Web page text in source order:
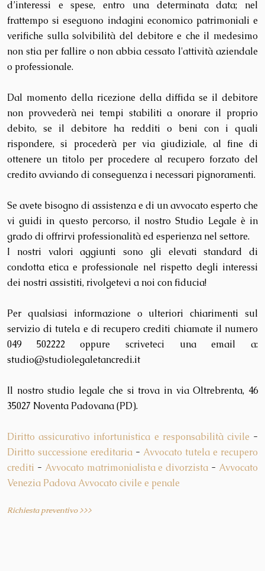
d’interessi e spese, entro una determinata data; nel
frattempo si eseguono indagini economico patrimoniali e
verifiche sulla solvibilità del debitore e che il medesimo
non stia per fallire o non abbia cessato l'attività aziendale
o professionale.
Dal momento della ricezione della diffida se il debitore
non provvederà nei tempi stabiliti a onorare il proprio
debito, se il debitore ha redditi o beni con i quali
rispondere, si procederà per via giudiziale, al fine di
ottenere un titolo per procedere al recupero forzato del
credito avviando di conseguenza i necessari pignoramenti.
​ Se avete bisogno di assistenza e di un avvocato esperto che
vi guidi in questo percorso, il nostro Studio Legale è in
grado di offrirvi professionalità ed esperienza nel settore.
I nostri valori aggiunti sono gli elevati standard di
condotta etica e professionale nel rispetto degli interessi
dei nostri assistiti, rivolgetevi a noi con fiducia!
Per qualsiasi informazione o ulteriori chiarimenti sul
servizio di tutela e di recupero crediti chiamate il numero
049 502222 oppure scriveteci una email a:
studio@studiolegaletancredi.it
Il nostro studio legale che si trova in via Oltrebrenta, 46
35027 Noventa Padovana (PD).
Diritto assicurativo infortunistica e responsabilità civile -
Diritto successione ereditaria - Avvocato tutela e recupero
crediti - Avvocato matrimonialista e divorzista -Avvocato
Venezia Padova Avvocato civile e penale
Richiesta preventivo >>>